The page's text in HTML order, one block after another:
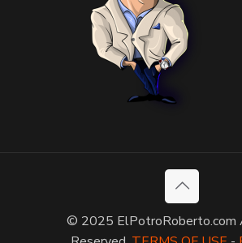
© 2025 ElPotroRoberto.com